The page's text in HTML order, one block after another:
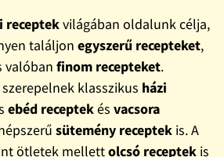
receptekvilágában oldalunk célja,
találjon egyszerű recepteket,
valóban finom recepteket.
klasszikus házi
ebéd receptekés vacsora
sütemény receptekis. A
ötletek mellettolcsó receptekis